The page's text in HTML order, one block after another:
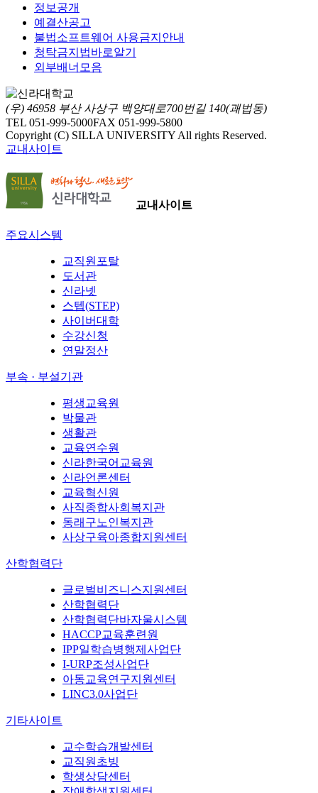
정보공개
예결산공고
불법소프트웨어 사용금지안내
청탁금지법바로알기
외부배너모음
(우) 46958 부산 사상구 백양대로700번길 140(괘법동)
TEL 051-999-5000FAX 051-999-5800
Copyright (C) SILLA UNIVERSITY All rights Reserved.
교내사이트
교내사이트
주요시스템
교직원포탈
도서관
신라넷
스텝(STEP)
사이버대학
수강신청
연말정산
부속 · 부설기관
평생교육원
박물관
생활관
교육연수원
신라한국어교육원
신라언론센터
교육혁신원
사직종합사회복지관
동래구노인복지관
사상구육아종합지원센터
산학협력단
글로벌비즈니스지원센터
산학협력단
산학협력단바자울시스템
HACCP교육훈련원
IPP일학습병행제사업단
I-URP조성사업단
아동교육연구지원센터
LINC3.0사업단
기타사이트
교수학습개발센터
교직원초빙
학생상담센터